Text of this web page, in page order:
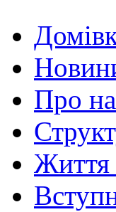
Про
Життя